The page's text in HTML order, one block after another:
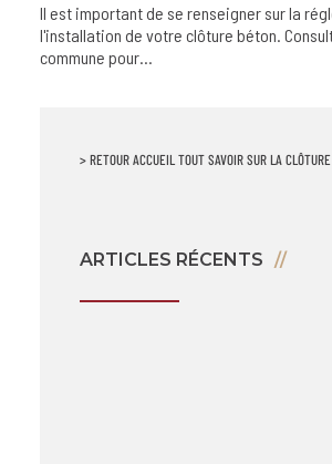
Il est important de se renseigner sur la
l'installation de votre clôture béton.
commune pour…
> RETOUR ACCUEIL TOUT SAVOIR SUR LA
ARTICLES RÉCENTS